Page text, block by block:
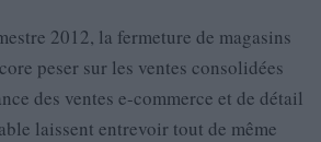
2012, la fermeture de magasins
peser sur les ventes consolidées
des ventes e-commerce et de détail
laissent entrevoir tout de même